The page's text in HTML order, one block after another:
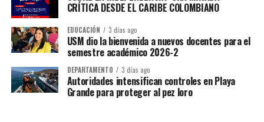
CRÍTICA DESDE EL CARIBE COLOMBIANO
EDUCACIÓN 3 días ago
USM dio la bienvenida a nuevos docentes para el
semestre académico 2026-2
DEPARTAMENTO 3 días ago
Autoridades intensifican controles en Playa
Grande para proteger al pez loro